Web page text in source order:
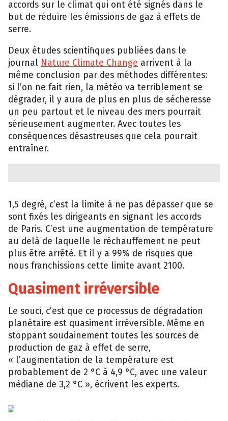
accords sur le climat qui ont été signés dans le
but de réduire les émissions de gaz à effets de
serre.
Deux études scientifiques publiées dans le
journal Nature Climate Change arrivent à la
même conclusion par des méthodes différentes:
si l’on ne fait rien, la météo va terriblement se
dégrader, il y aura de plus en plus de sécheresse
un peu partout et le niveau des mers pourrait
sérieusement augmenter. Avec toutes les
conséquences désastreuses que cela pourrait
entraîner.
1,5 degré, c’est la limite à ne pas dépasser que se
sont fixés les dirigeants en signant les accords
de Paris. C’est une augmentation de température
au delà de laquelle le réchauffement ne peut
plus être arrêté. Et il y a 99% de risques que
nous franchissions cette limite avant 2100.
Quasiment irréversible
Le souci, c’est que ce processus de dégradation
planétaire est quasiment irréversible. Même en
stoppant soudainement toutes les sources de
production de gaz à effet de serre,
« l’augmentation de la température est
probablement de 2 °C à 4,9 °C, avec une valeur
médiane de 3,2 °C », écrivent les experts.
epa